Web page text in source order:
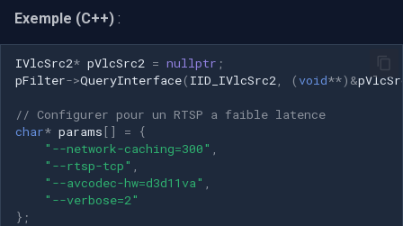
Exemple (C++) :
IVlcSrc2* pVlcSrc2 = nullptr ;
pFilter->QueryInterface( IID_IVlcSrc2 ( void**) &
// Configurer pour un RTSP a faible latence
char* params [] =
{
"--network-caching=300"
"--rtsp-tcp"
"--avcodec-hw=d3d11va"
"--verbose=2"
};